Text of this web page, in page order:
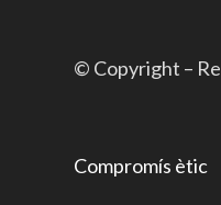
© Copyright –
Compromís ètic